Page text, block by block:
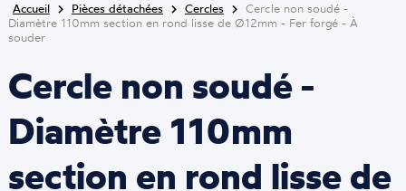
Accueil Pièces détachées Cercles
Cercle non soudé -
Diamètre 110mm section en rond lisse de Ø12mm - Fer forgé - À
souder
Cercle non soudé -
Diamètre 110mm
section en rond lisse de